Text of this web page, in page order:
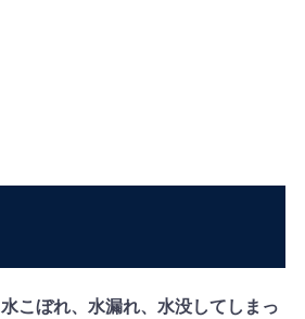
水こぼれ、水漏れ、水没してしまっ